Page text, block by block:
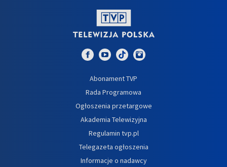
Abonament TVP
Rada Programowa
Ogłoszenia przetargowe
Akademia Telewizyjna
Regulamin tvp.pl
Telegazeta ogłoszenia
Informacje o nadawcy